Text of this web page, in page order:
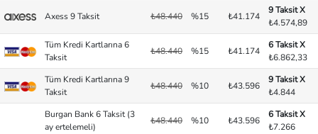
Axess 9 Taksit ₺48.440 %15 ₺41.174
9 Taksit X
₺4.574,89
Tüm Kredi Kartlarına 6
Taksit
₺48.440 %15 ₺41.174
6 Taksit X
₺6.862,33
Tüm Kredi Kartlarına 9
Taksit
₺48.440 %10 ₺43.596
9 Taksit X
₺4.844
Burgan Bank 6 Taksit (3
ay ertelemeli)
₺48.440 %10 ₺43.596
6 Taksit X
₺7.266